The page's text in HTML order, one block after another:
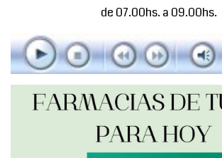
de 07.00hs. a 09.00hs.